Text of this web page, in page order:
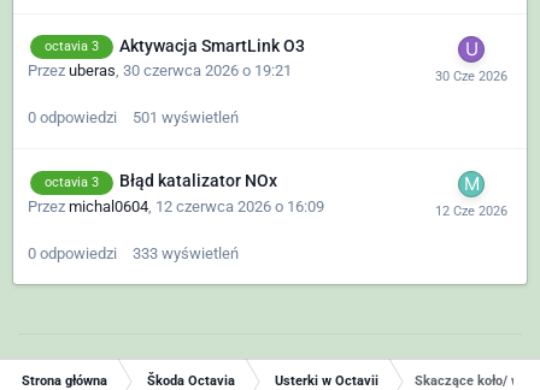
octavia 3 Aktywacja SmartLink O3
Przez uberas, 30 czerwca 2026 o 19:21
0 odpowiedzi 501 wyświetleń
octavia 3 Błąd katalizator NOx
Przez michal0604 12 czerwca 2026 o 16:09
0 odpowiedzi 333 wyświetleń
Strona główna Škoda Octavia Usterki w Octavii Skaczące koło/